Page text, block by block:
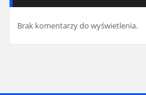
Brak komentarzy do wyświetlenia.